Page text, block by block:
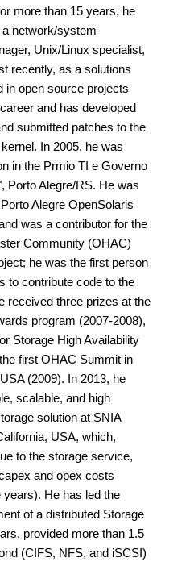
more than 15 years, he
network/system
Unix/Linux specialist,
recently, as a solutions
in open source projects
and has developed
submitted patches to the
In 2005, he was
in the Prmio TI e Governo
Porto Alegre/RS. He was
Alegre OpenSolaris
was a contributor for the
Community (OHAC)
he was the first person
to contribute code to the
received three prizes at the
program (2007-2008),
Storage High Availability
first OHAC Summit in
(2009). In 2013, he
scalable, and high
solution at SNIA
USA, which,
to the storage service,
and opex costs
years). He has led the
of a distributed Storage
provided more than 1.5
(CIFS, NFS, and iSCSI)